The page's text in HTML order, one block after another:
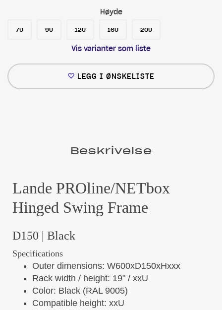
Høyde
7U 9U 12U 16U 20U
Vis varianter som liste
LEGG I ØNSKELISTE
Beskrivelse
Lande PROline/NETbox
Hinged Swing Frame
D150 | Black
Specifications
Outer dimensions: W600xD150xHxxx
Rack width / height: 19" / xxU
Color: Black (RAL 9005)
Compatible height: xxU